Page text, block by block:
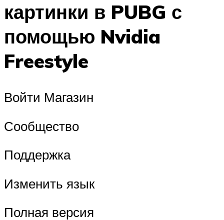
картинки в PUBG с
помощью Nvidia
Freestyle
Войти Магазин
Сообщество
Поддержка
Изменить язык
Полная версия